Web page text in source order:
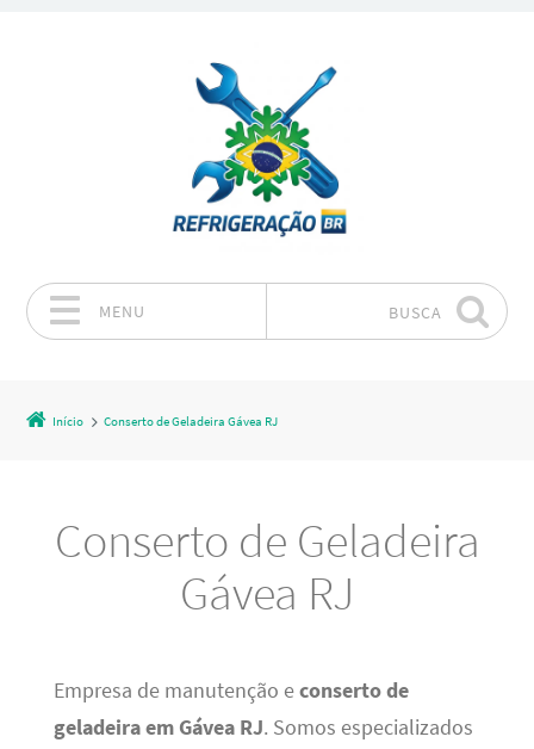
MENU BUSCA
Início Conserto de Geladeira Gávea RJ
Conserto de Geladeira
Gávea RJ
Empresa de manutenção econserto de
geladeira em Gávea RJ. Somos especializados